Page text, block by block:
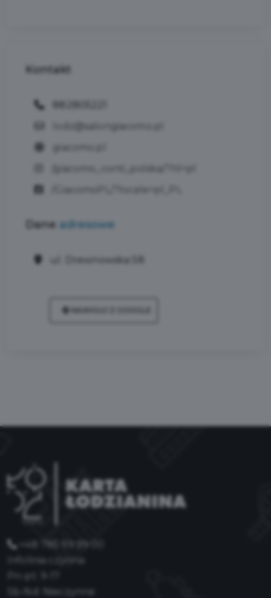
Kontakt
lodz@salongiacomo.pl
giacomo.pl
/giacomo_conti_polska/?hl=pl
/GiacomoPL/?locale=pl_PL
Dane adresowe
ul. Drewnowska 58
NAWIGUJ Z GOOGLE
+48 785 99 99 00
Infolinia czynna:
Sb-Nd: Nieczynne